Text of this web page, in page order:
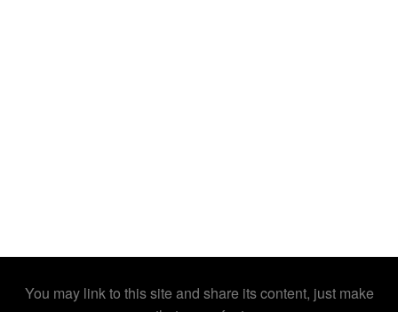
You may link to this site and share its content, just make